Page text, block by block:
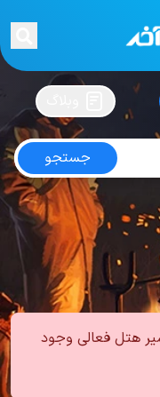
بساز !
جستجو
3.7 از5| از100 کاربر
قزوین
هتل فعالی وجود